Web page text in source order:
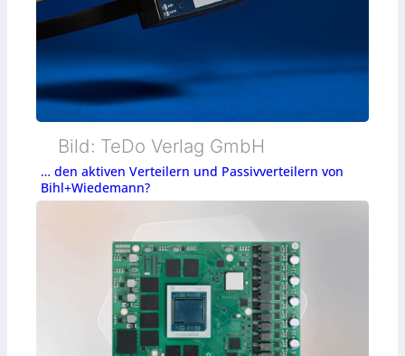
Bild: TeDo Verlag GmbH
… den aktiven Verteilern und Passivverteilern von
Bihl+Wiedemann?